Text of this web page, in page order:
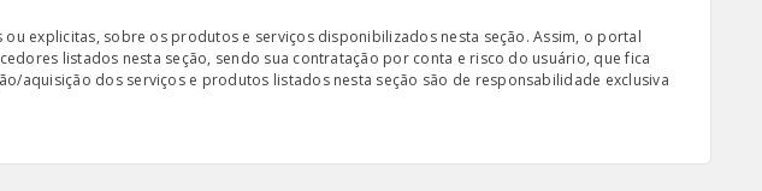
explicitas, sobre os produtos e serviços disponibilizados nesta seção. Assim, o portal
listados nesta seção, sendo sua contratação por conta e risco do usuário, que fica
aquisição dos serviços e produtos listados nesta seção são de responsabilidade exclusiva